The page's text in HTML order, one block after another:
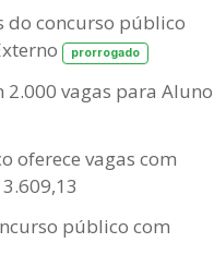
do concurso público
prorrogado
2.000 vagas para
oferece vagas com
público com